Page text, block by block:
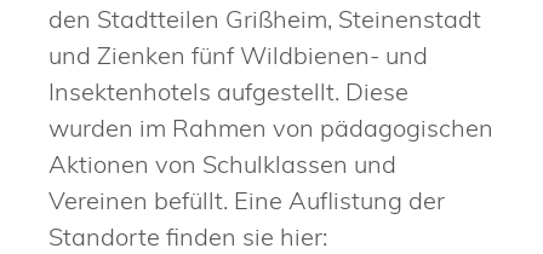
den Stadtteilen Grißheim, Steinenstadt
und Zienken fünf Wildbienen- und
Insektenhotels aufgestellt. Diese
wurden im Rahmen von pädagogischen
Aktionen von Schulklassen und
Vereinen befüllt. Eine Auflistung der
Standorte finden sie hier: